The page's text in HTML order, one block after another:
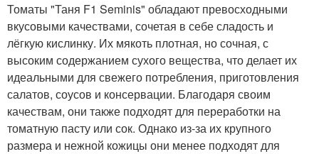
Томаты "Таня F1 Seminis" обладают превосходными
вкусовыми качествами, сочетая в себе сладость и
лёгкую кислинку. Их мякоть плотная, но сочная, с
высоким содержанием сухого вещества, что делает их
идеальными для свежего потребления, приготовления
салатов, соусов и консервации. Благодаря своим
качествам, они также подходят для переработки на
томатную пасту или сок. Однако из-за их крупного
размера и нежной кожицы они менее подходят для